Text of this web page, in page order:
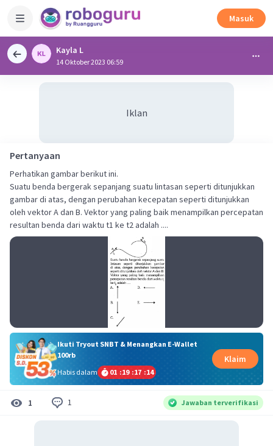
Masuk
Kayla L
14 Oktober 2023 06:59
Iklan
Pertanyaan
Perhatikan gambar berikut ini.
Suatu benda bergerak sepanjang suatu lintasan seperti ditunjukkan
gambar di atas, dengan perubahan kecepatan seperti ditunjukkan
oleh vektor A dan B. Vektor yang paling baik menampilkan percepatan
resultan benda dari waktu t1 ke t2 adalah ....
Ikuti Tryout SNBT & Menangkan E-Wallet
100rb
Habis dalam
01 :19 :17 :13
Klaim
1 1 Jawaban terverifikasi